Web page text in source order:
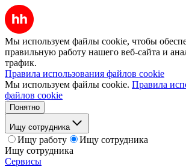
Мы используем файлы cookie, чтобы
правильную работу нашего веб-сайта и
трафик.
Правила использования файлов cookie
Мы используем файлы cookie. Правила
файлов cookie
Понятно
Ищу сотрудника
Ищу работу
Ищу сотрудника
Ищу сотрудника
Сервисы